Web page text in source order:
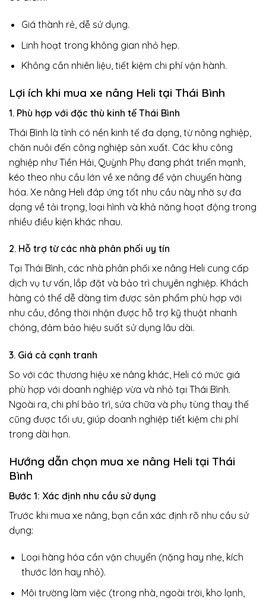
Giá thành rẻ, dễ sử dụng.
Linh hoạt trong không gian nhỏ hẹp.
Không cần nhiên liệu, tiết kiệm chi phí vận hành.
Lợi ích khi mua xe nâng Heli tại Thái Bình
1. Phù hợp với đặc thù kinh tế Thái Bình
Thái Bình là tỉnh có nền kinh tế đa dạng, từ nông nghiệp,
chăn nuôi đến công nghiệp sản xuất. Các khu công
nghiệp như Tiền Hải, Quỳnh Phụ đang phát triển mạnh,
kéo theo nhu cầu lớn về xe nâng để vận chuyển hàng
hóa. Xe nâng Heli đáp ứng tốt nhu cầu này nhờ sự đa
dạng về tải trọng, loại hình và khả năng hoạt động trong
nhiều điều kiện khác nhau.
2. Hỗ trợ từ các nhà phân phối uy tín
Tại Thái Bình, các nhà phân phối xe nâng Heli cung cấp
dịch vụ tư vấn, lắp đặt và bảo trì chuyên nghiệp. Khách
hàng có thể dễ dàng tìm được sản phẩm phù hợp với
nhu cầu, đồng thời nhận được hỗ trợ kỹ thuật nhanh
chóng, đảm bảo hiệu suất sử dụng lâu dài.
3. Giá cả cạnh tranh
So với các thương hiệu xe nâng khác, Heli có mức giá
phù hợp với doanh nghiệp vừa và nhỏ tại Thái Bình.
Ngoài ra, chi phí bảo trì, sửa chữa và phụ tùng thay thế
cũng được tối ưu, giúp doanh nghiệp tiết kiệm chi phí
trong dài hạn.
Hướng dẫn chọn mua xe nâng Heli tại Thái
Bình
Bước 1: Xác định nhu cầu sử dụng
Trước khi mua xe nâng, bạn cần xác định rõ nhu cầu sử
dụng:
Loại hàng hóa cần vận chuyển (nặng hay nhẹ, kích
thước lớn hay nhỏ).
Môi trường làm việc (trong nhà, ngoài trời, kho lạnh,